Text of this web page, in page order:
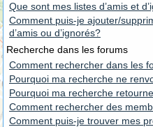
Que sont mes listes d’amis et
Comment puis-je ajouter/
d’amis ou d’ignorés?
Recherche dans les forums
Comment rechercher dans les
Pourquoi ma recherche ne
Pourquoi ma recherche
Comment rechercher des
Comment puis-je trouver mes